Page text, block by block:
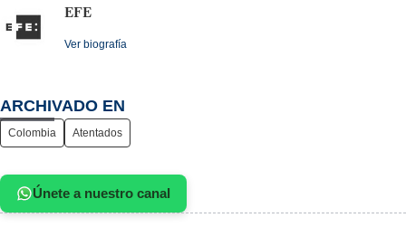
EFE
Ver biografía
ARCHIVADO EN
Colombia Atentados
Únete a nuestro canal